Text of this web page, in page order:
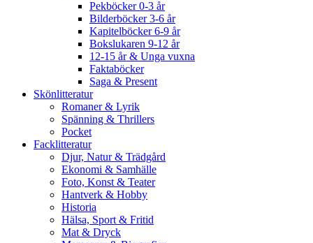
Pekböcker 0-3 år
Bilderböcker 3-6 år
Kapitelböcker 6-9 år
Bokslukaren 9-12 år
12-15 år & Unga vuxna
Faktaböcker
Saga & Present
Skönlitteratur
Romaner & Lyrik
Spänning & Thrillers
Pocket
Facklitteratur
Djur, Natur & Trädgård
Ekonomi & Samhälle
Foto, Konst & Teater
Hantverk & Hobby
Historia
Hälsa, Sport & Fritid
Mat & Dryck